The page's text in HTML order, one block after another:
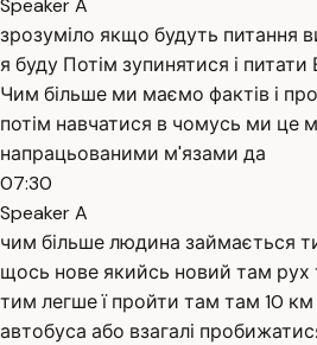
Speaker A
зрозуміло якщо будуть питання
я буду Потім зупинятися і
Чим більше ми маємо фактів і
потім навчатися в чомусь ми це
напрацьованими м'язами да
07:30
Speaker A
чим більше людина займається
щось нове якийсь новий там рух
тим легше ї пройти там там 10
автобуса або взагалі